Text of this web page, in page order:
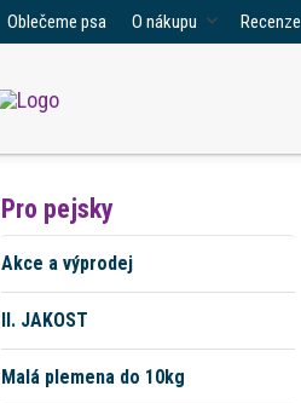
Oblečeme psa O nákupu Recenze
Pro pejsky
Akce a výprodej
II. JAKOST
Malá plemena do 10kg